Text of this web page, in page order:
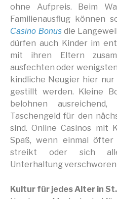
ohne Aufpreis. Beim
Familienausflug können
Casino Bonusdie
dürfen auch Kinder im
mit ihren Eltern
ausfechten oder
kindliche Neugier hier
gestillt werden. Kleine
belohnen
Taschengeld für den
sind. Online Casinos mit
Spaß, wenn einmal
streikt oder sich
Unterhaltung verschworen
Kultur für jedes Alter in